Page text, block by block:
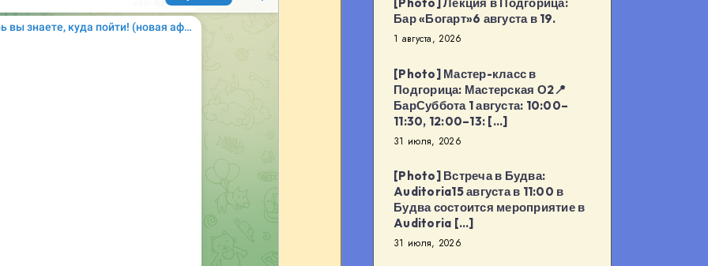
Бар «Богарт»6 августа в 19.
1 августа, 2026
[Photo] Мастер-класс в
Подгорица: Мастерская О2📍
БарСуббота 1 августа: 10:00–
11:30, 12:00–13: […]
31 июля, 2026
[Photo] Встреча в Будва:
Auditoria15 августа в 11:00 в
Будва состоится мероприятие в
Auditoria […]
31 июля, 2026